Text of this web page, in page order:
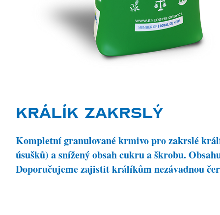
KRÁLÍK ZAKRSLÝ
Kompletní granulované krmivo pro zakrslé
úsušků) a snížený obsah cukru a škrobu.
Doporučujeme zajistit králíkům nezávadnou